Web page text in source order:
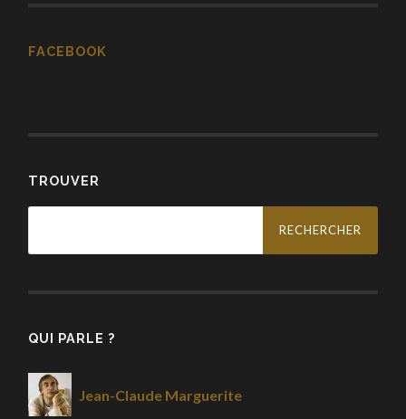
FACEBOOK
TROUVER
Rechercher :
QUI PARLE ?
Jean-Claude Marguerite